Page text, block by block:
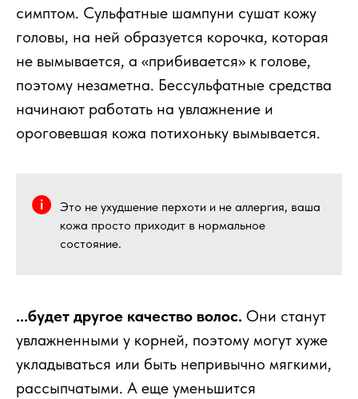
симптом. Сульфатные шампуни сушат кожу
головы, на ней образуется корочка, которая
не вымывается, а «прибивается» к голове,
поэтому незаметна. Бессульфатные средства
начинают работать на увлажнение и
ороговевшая кожа потихоньку вымывается.
Это не ухудшение перхоти и не аллергия, ваша
кожа просто приходит в нормальное
состояние.
...будет другое качество волос. Они станут
увлажненными у корней, поэтому могут хуже
укладываться или быть непривычно мягкими,
рассыпчатыми. А еще уменьшится